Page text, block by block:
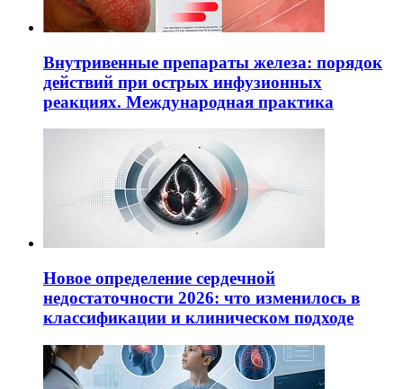
Внутривенные препараты железа: порядок
действий при острых инфузионных
реакциях. Международная практика
Новое определение сердечной
недостаточности 2026: что изменилось в
классификации и клиническом подходе